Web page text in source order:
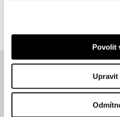
Povolit
Upravit
404 Kč